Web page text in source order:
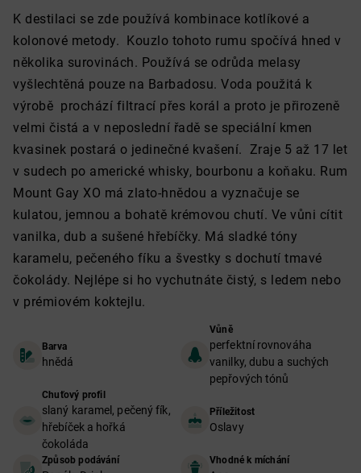
K destilaci se zde používá kombinace kotlíkové a
kolonové metody. Kouzlo tohoto rumu spočívá hned v
několika surovinách. Používá se odrůda melasy
vyšlechtěná pouze na Barbadosu. Voda použitá k
výrobě prochází filtrací přes korál a proto je přirozeně
velmi čistá a v neposlední řadě se speciální kmen
kvasinek postará o jedinečné kvašení. Zraje 5 až 17 let
v sudech po americké whisky, bourbonu a koňaku. Rum
Mount Gay XO má zlato-hnědou a vyznačuje se
kulatou, jemnou a bohatě krémovou chutí. Ve vůni cítit
vanilka, dub a sušené hřebíčky. Má sladké tóny
karamelu, pečeného fíku a švestky s dochutí tmavé
čokolády. Nejlépe si ho vychutnáte čistý, s ledem nebo
v prémiovém koktejlu.
Barva
hnědá
Vůně
perfektní rovnováha
vanilky, dubu a suchých
pepřových tónů
Chuťový profil
slaný karamel, pečený fík,
hřebíček a hořká
čokoláda
Příležitost
Oslavy
Způsob podávání Vhodné k míchání